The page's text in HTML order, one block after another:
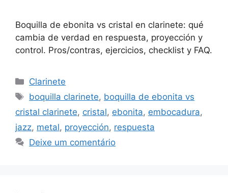
Boquilla de ebonita vs cristal en clarinete: qué
cambia de verdad en respuesta, proyección y
control. Pros/contras, ejercicios, checklist y FAQ.
Categorias
Clarinete
Tags
boquilla clarinete, boquilla de ebonita vs
cristal clarinete, cristal, ebonita, embocadura,
jazz, metal, proyección, respuesta
Deixe um comentário